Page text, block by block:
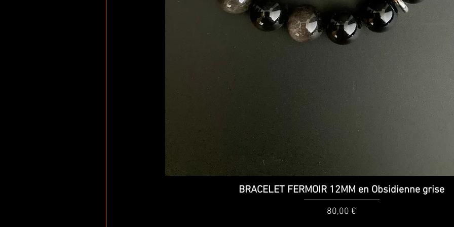
Aperçu rapide
BRACELET FERMOIR 12MM en Obsidienne grise
Prix
80,00 €